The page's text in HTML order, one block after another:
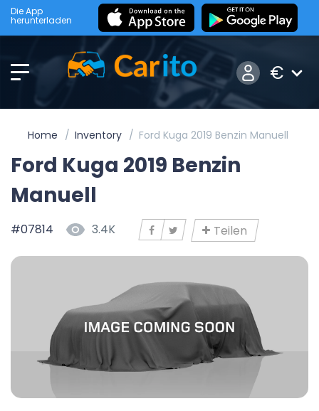
Die App
herunterladen
€
Home Inventory Ford Kuga 2019 Benzin Manuell
Ford Kuga 2019 Benzin
Manuell
#07814 3.4K Teilen